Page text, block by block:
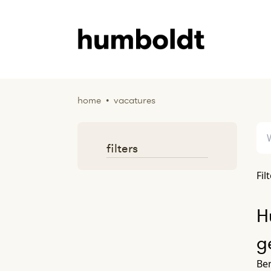
home • vacatures
filters